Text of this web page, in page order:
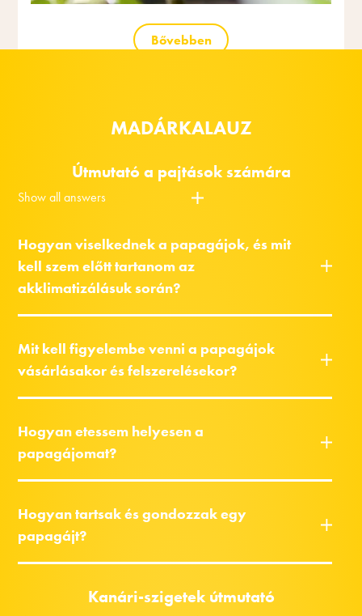
Bővebben
MADÁRKALAUZ
Útmutató a pajtások számára
Show all answers
Hogyan viselkednek a papagájok, és mit
kell szem előtt tartanom az
akklimatizálásuk során?
Mit kell figyelembe venni a papagájok
vásárlásakor és felszerelésekor?
Hogyan etessem helyesen a
papagájomat?
Hogyan tartsak és gondozzak egy
papagájt?
Kanári-szigetek útmutató